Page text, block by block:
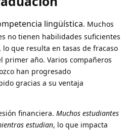
lingüística. Muchos
no tienen habilidades suficientes
que resulta en tasas de fracaso
primer año. Varios compañeros
han progresado
gracias a su ventaja
financiera. Muchos estudiantes
estudian, lo que impacta